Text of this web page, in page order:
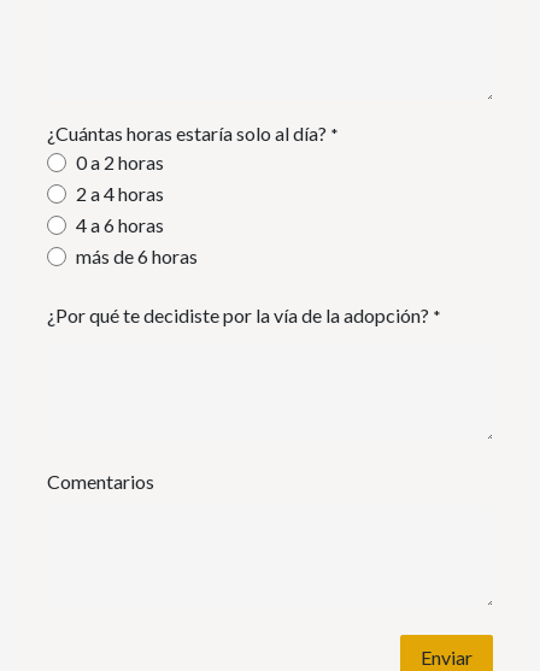
¿Cuántas horas estaría solo al día? *
0 a 2 horas
2 a 4 horas
4 a 6 horas
más de 6 horas
¿Por qué te decidiste por la vía de la adopción? *
Comentarios
Enviar